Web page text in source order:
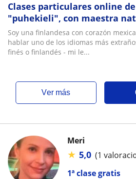
Clases particulares online
"puhekieli", con maestra
Soy una finlandesa con corazón
hablar uno de los idiomas más
finés o finlandés - mi le...
ver más
1ª clase gratis
Meri
★ 5,0 (1